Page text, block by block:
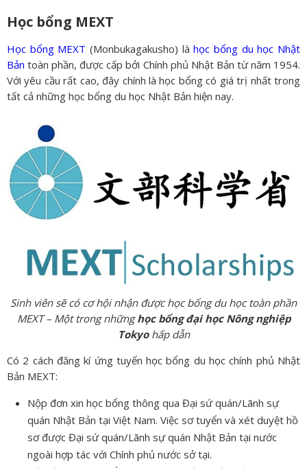
Học bổng MEXT
Học bổng MEXT (Monbukagakusho) làhọc bổng du học Nhật
Bản toàn phần, được cấp bởi Chính phủ Nhật Bản từ năm 1954.
Với yêu cầu rất cao, đây chính là học bổng có giá trị nhất trong
tất cả những học bổng du học Nhật Bản hiện nay.
Sinh viên sẽ có cơ hội nhận được học bổng du học toàn phần
MEXT – Một trong nhữnghọc bổng đại học Nông nghiệp
Tokyohấp dẫn
Có 2 cách đăng kí ứng tuyển học bổng du học chính phủ Nhật
Bản MEXT:
Nộp đơn xin học bổng thông qua Đại sứ quán/Lãnh sự
quán Nhật Bản tại Việt Nam. Việc sơ tuyển và xét duyệt hồ
sơ được Đại sứ quán/Lãnh sự quán Nhật Bản tại nước
ngoài hợp tác với Chính phủ nước sở tại.